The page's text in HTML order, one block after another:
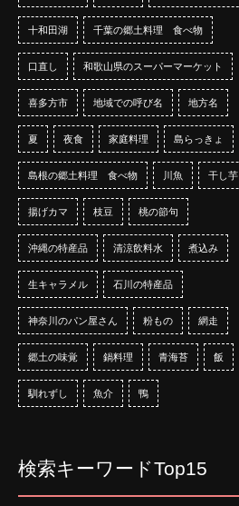
十和田湖 千葉の郷土料理 食べ物
口直し 和歌山県のスーパーマーケット
喜多方市 地域での呼び名 地方名
夏 夜食 家庭料理 島らっきょ
島根の郷土料理 食べ物 川魚 干し芋
揚げカマ 枝豆 桃の節句
沖縄の特産品 清涼飲料水 煮込み
生キャラメル 石川の特産品
神奈川のパン屋さん 粉もの 網走
郷土の味覚 鍋料理 青海苔 飯
馴れずし 魚介 鴨
検索キーワードTop15